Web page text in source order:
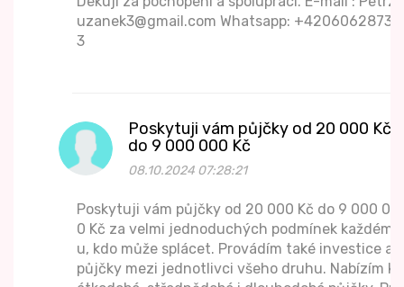
uzanek3@gmail.com Whatsapp: +42060628730
3
Poskytuji vám půjčky od 20 000 Kč
do 9 000 000 Kč
08.10.2024 07:28:21
Poskytuji vám půjčky od 20 000 Kč do 9 000 00
0 Kč za velmi jednoduchých podmínek každém
u, kdo může splácet. Provádím také investice a
půjčky mezi jednotlivci všeho druhu. Nabízím kr